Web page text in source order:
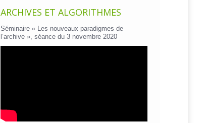
ARCHIVES ET ALGORITHMES
Séminaire « Les nouveaux paradigmes de
l’archive », séance du 3 novembre 2020